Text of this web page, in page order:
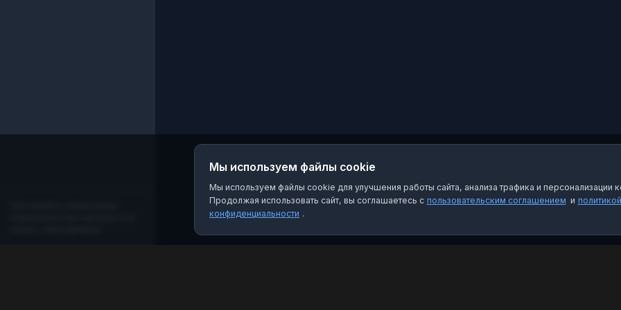
Мы используем файлы cookie
Мы используем файлы cookie для улучшения работы сайта, анализа трафика и персонализации
Продолжая использовать сайт, вы соглашаетесь с пользовательским соглашением и политикой
конфиденциальности .